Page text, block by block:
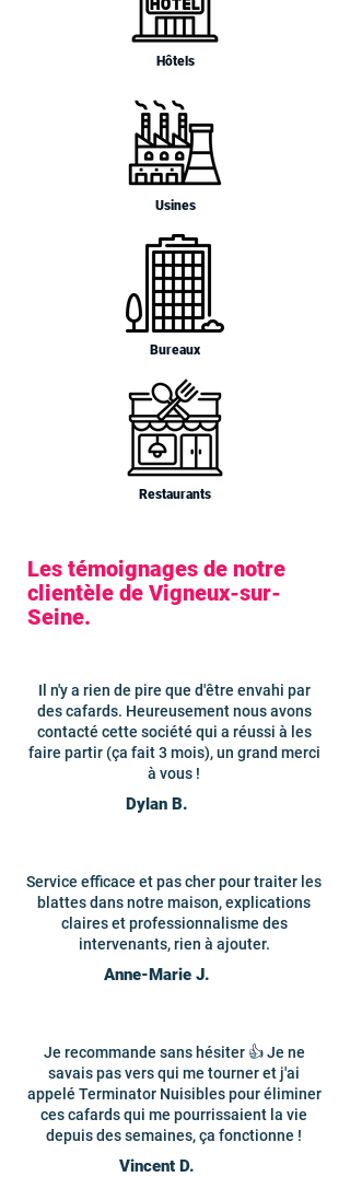
Hôtels
Usines
Bureaux
Restaurants
Les témoignages de notre
clientèle de Vigneux-sur-
Seine.
Il n'y a rien de pire que d'être envahi par
des cafards. Heureusement nous avons
contacté cette société qui a réussi à les
faire partir (ça fait 3 mois), un grand merci
à vous !
Dylan B.
Service efficace et pas cher pour traiter les
blattes dans notre maison, explications
claires et professionnalisme des
intervenants, rien à ajouter.
Anne-Marie J.
Je recommande sans hésiter 👍 Je ne
savais pas vers qui me tourner et j'ai
appelé Terminator Nuisibles pour éliminer
ces cafards qui me pourrissaient la vie
depuis des semaines, ça fonctionne !
Vincent D.